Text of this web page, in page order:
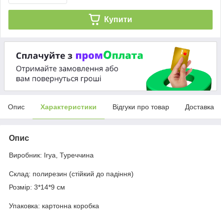
Купити
Опис Характеристики Відгуки про товар Доставка
Опис
Виробник: Irya, Туреччина
Склад: полирезин (стійкий до падіння)
Розмір: 3*14*9 см
Упаковка: картонна коробка